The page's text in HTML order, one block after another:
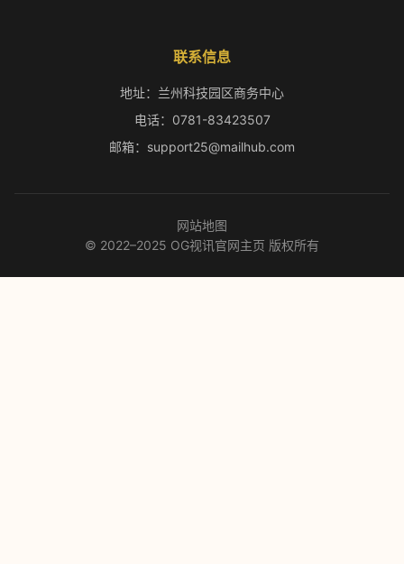
联系信息
地址：兰州科技园区商务中心
电话：0781-83423507
邮箱：support25@mailhub.com
网站地图
© 2022–2025 OG视讯官网主页 版权所有